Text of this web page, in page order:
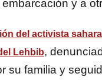
y a
del activista
Lehbib,
su familia y